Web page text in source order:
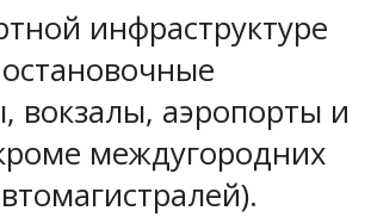
инфраструктуре
вокзалы, аэропорты и
междугородних